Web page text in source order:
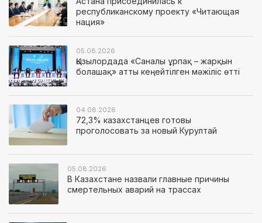
республиканскому проекту «Читающая
нация»
05.08.2026
Қызылордада «Саналы ұрпақ – жарқын
болашақ» атты кеңейтілген мәжіліс өтті
04.08.2026
72,3% казахстанцев готовы
проголосовать за новый Курултай
05.08.2026
В Казахстане назвали главные причины
смертельных аварий на трассах